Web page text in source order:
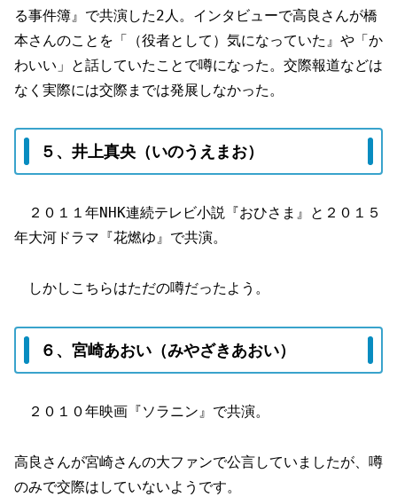
る事件簿』で共演した2人。インタビューで高良さんが橋
本さんのことを「（役者として）気になっていた』や「か
わいい」と話していたことで噂になった。交際報道などは
なく実際には交際までは発展しなかった。
５、井上真央（いのうえまお）
２０１１年NHK連続テレビ小説『おひさま』と２０１５
年大河ドラマ『花燃ゆ』で共演。
しかしこちらはただの噂だったよう。
６、宮崎あおい（みやざきあおい）
２０１０年映画『ソラニン』で共演。
高良さんが宮崎さんの大ファンで公言していましたが、噂
のみで交際はしていないようです。